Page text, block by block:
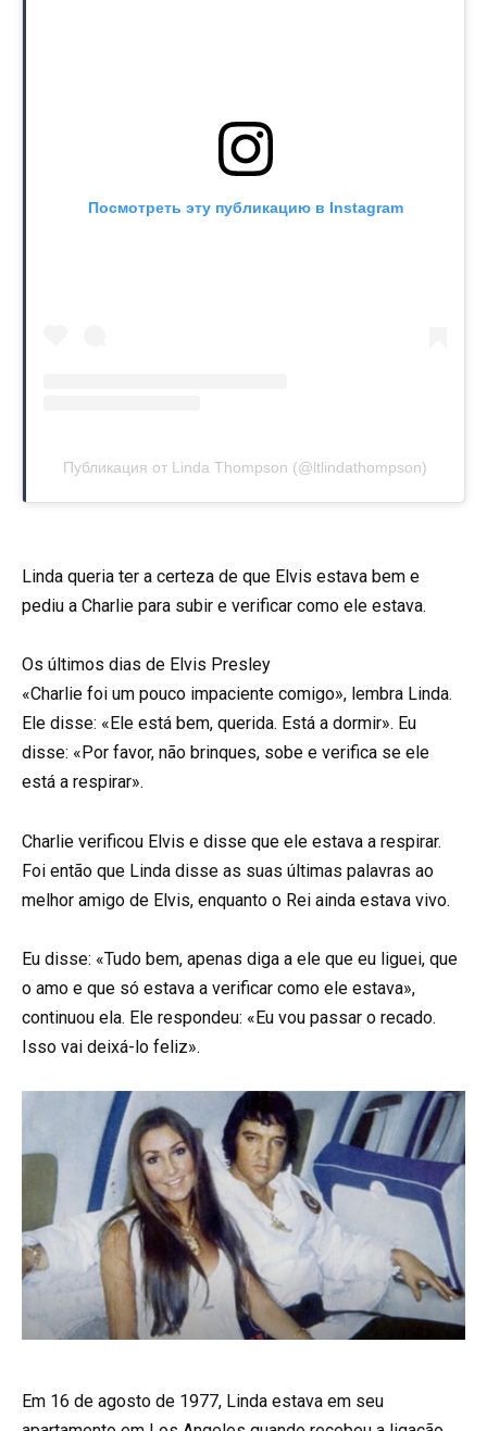
Посмотреть эту публикацию в Instagram
Публикация от Linda Thompson (@ltlindathompson)
Linda queria ter a certeza de que Elvis estava bem e
pediu a Charlie para subir e verificar como ele estava.
Os últimos dias de Elvis Presley
«Charlie foi um pouco impaciente comigo», lembra Linda.
Ele disse: «Ele está bem, querida. Está a dormir». Eu
disse: «Por favor, não brinques, sobe e verifica se ele
está a respirar».
Charlie verificou Elvis e disse que ele estava a respirar.
Foi então que Linda disse as suas últimas palavras ao
melhor amigo de Elvis, enquanto o Rei ainda estava vivo.
Eu disse: «Tudo bem, apenas diga a ele que eu liguei, que
o amo e que só estava a verificar como ele estava»,
continuou ela. Ele respondeu: «Eu vou passar o recado.
Isso vai deixá-lo feliz».
Em 16 de agosto de 1977, Linda estava em seu